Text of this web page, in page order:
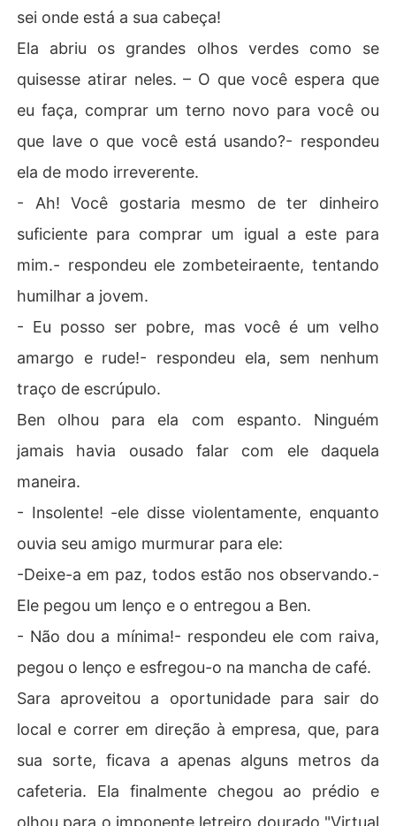
sei onde está a sua cabeça!
Ela abriu os grandes olhos verdes como se
quisesse atirar neles. – O que você espera que
eu faça, comprar um terno novo para você ou
que lave o que você está usando?- respondeu
ela de modo irreverente.
- Ah! Você gostaria mesmo de ter dinheiro
suficiente para comprar um igual a este para
mim.- respondeu ele zombeteiraente, tentando
humilhar a jovem.
- Eu posso ser pobre, mas você é um velho
amargo e rude!- respondeu ela, sem nenhum
traço de escrúpulo.
Ben olhou para ela com espanto. Ninguém
jamais havia ousado falar com ele daquela
maneira.
- Insolente! -ele disse violentamente, enquanto
ouvia seu amigo murmurar para ele:
-Deixe-a em paz, todos estão nos observando.-
Ele pegou um lenço e o entregou a Ben.
- Não dou a mínima!- respondeu ele com raiva,
pegou o lenço e esfregou-o na mancha de café.
Sara aproveitou a oportunidade para sair do
local e correr em direção à empresa, que, para
sua sorte, ficava a apenas alguns metros da
cafeteria. Ela finalmente chegou ao prédio e
olhou para o imponente letreiro dourado "Virtual